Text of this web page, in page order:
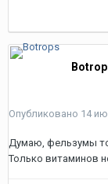
Опубликовано 14
Думаю, фельзумы
Только витаминов